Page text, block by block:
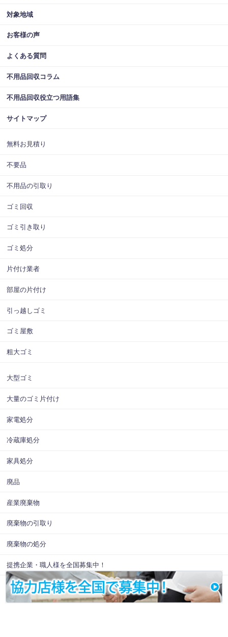
対象地域
お客様の声
よくある質問
不用品回収コラム
不用品回収役立つ用語集
サイトマップ
無料お見積り
不要品
不用品の引取り
ゴミ回収
ゴミ引き取り
ゴミ処分
片付け業者
部屋の片付け
引っ越しゴミ
ゴミ屋敷
粗大ゴミ
大型ゴミ
大量のゴミ片付け
家電処分
冷蔵庫処分
家具処分
廃品
産業廃棄物
廃棄物の引取り
廃棄物の処分
提携企業・職人様を全国募集中！